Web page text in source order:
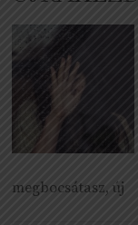
megbocsátasz, új